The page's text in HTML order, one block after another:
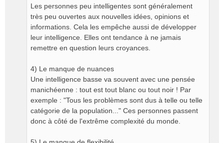
Les personnes peu intelligentes sont généralement
très peu ouvertes aux nouvelles idées, opinions et
informations. Cela les empêche aussi de développer
leur intelligence. Elles ont tendance à ne jamais
remettre en question leurs croyances.
4) Le manque de nuances
Une intelligence basse va souvent avec une pensée
manichéenne : tout est tout blanc ou tout noir ! Par
exemple : "Tous les problèmes sont dus à telle ou telle
catégorie de la population..." Ces personnes passent
donc à côté de l'extrême complexité du monde.